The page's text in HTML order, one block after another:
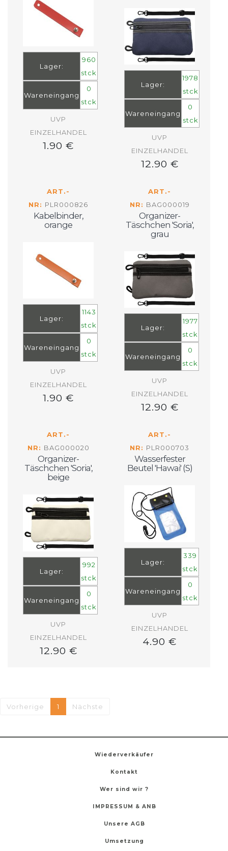
Lager:
960
stck
Wareneingang
0
stck
UVP
EINZELHANDEL
1.90 €
Lager:
1978
stck
Wareneingang
0
stck
UVP
EINZELHANDEL
12.90 €
ART.-
NR: PLR000826
Kabelbinder,
orange
Lager:
1143
stck
Wareneingang
0
stck
UVP
EINZELHANDEL
1.90 €
ART.-
NR: BAG000019
Organizer-
Täschchen 'Soria',
grau
Lager:
1977
stck
Wareneingang
0
stck
UVP
EINZELHANDEL
12.90 €
ART.-
NR: BAG000020
Organizer-
Täschchen 'Soria',
beige
Lager:
992
stck
Wareneingang
0
stck
UVP
EINZELHANDEL
12.90 €
ART.-
NR: PLR000703
Wasserfester
Beutel 'Hawai' (S)
Lager:
339
stck
Wareneingang
0
stck
UVP
EINZELHANDEL
4.90 €
Vorherige 1 Nächste
Wiederverkäufer
Kontakt
Wer sind wir ?
IMPRESSUM & ANB
Unsere AGB
Umsetzung